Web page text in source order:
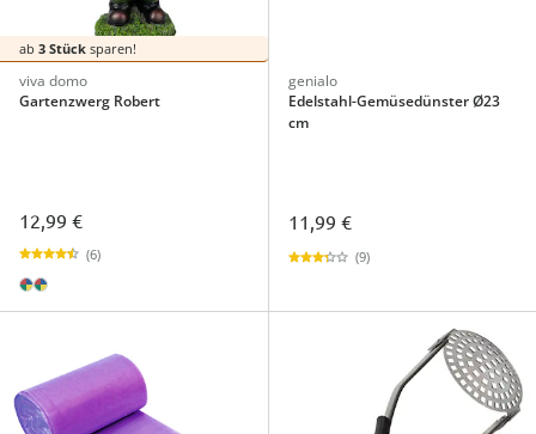
ab 3 Stück sparen!
viva domo
Gartenzwerg Robert
12,99 €
(6)
genialo
Edelstahl-Gemüsedünster Ø23
cm
11,99 €
(9)